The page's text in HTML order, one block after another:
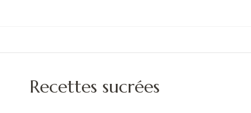
Recettes sucrées